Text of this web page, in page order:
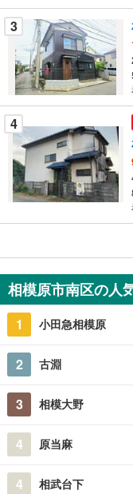
に
保
存
す
る
3
4
相模原市南区の人
1 小田急相模原
2 古淵
3 相模大野
4 原当麻
4 相武台下